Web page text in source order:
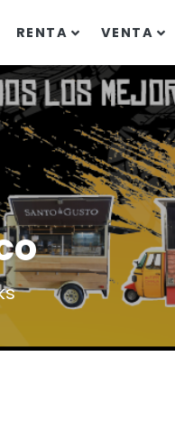
RENTA VENTA